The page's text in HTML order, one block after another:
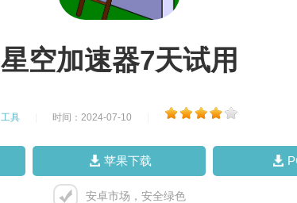
星空加速器7天试用
工具 时间：2024-07-10
苹果下载
安卓市场，安全绿色